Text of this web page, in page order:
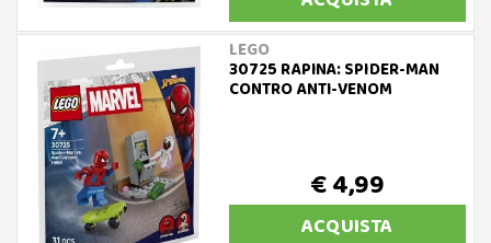
LEGO
30725 RAPINA: SPIDER-MAN
CONTRO ANTI-VENOM
€ 4,99
ACQUISTA